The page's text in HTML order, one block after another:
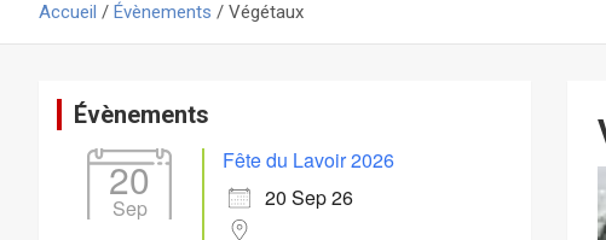
Accueil Évènements Végétaux
Évènements
20
Sep
Fête du Lavoir 2026
20 Sep 26